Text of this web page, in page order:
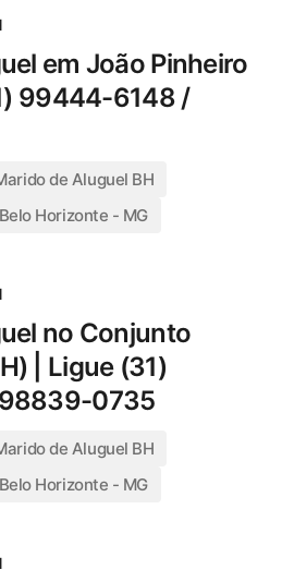
em João Pinheiro
99444-6148 /
de Aluguel BH
Horizonte - MG
no Conjunto
| Ligue (31)
0735
de Aluguel BH
Horizonte - MG